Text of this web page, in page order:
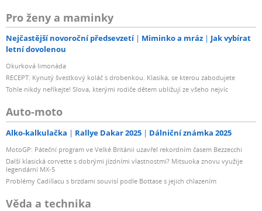
Pro ženy a maminky
Nejčastější novoroční předsevzetí Miminko a mráz
Jak vybírat
letní dovolenou
Okurková limonáda
RECEPT: Kynutý švestkový koláč s drobenkou. Klasika, se kterou zabodujete
Tohle nikdy neříkejte! Slova, kterými rodiče dětem ubližují ze všeho nejvíc
Auto-moto
Alko-kalkulačka Rallye Dakar 2025 Dálniční známka 2025
MotoGP: Páteční program ve Velké Británii uzavřel rekordním časem Bezzecchi
Další klasická corvette s dobrými jízdními vlastnostmi? Mitsuoka znovu využije
legendární MX-5
Problémy Cadillacu s brzdami souvisí podle Bottase s jejich chlazením
Věda a technika